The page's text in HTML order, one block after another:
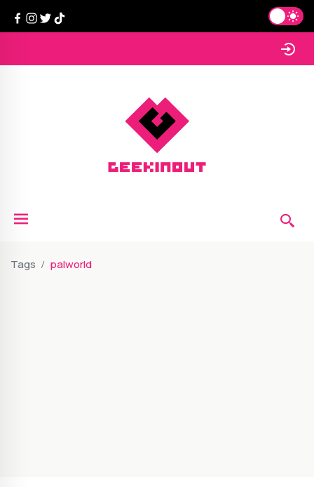
Tags palworld